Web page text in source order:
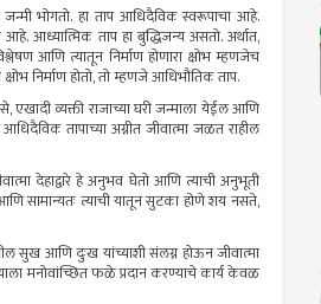
भोगतो. हा ताप आधिदैविकस्वरूपाचा आहे.
आध्यात्मिक ताप हाबुद्धिजन्यअसतो. अर्थात,
आणि त्यातून निर्माण होणारा क्षोभ म्हणजेच
निर्माण होतो, तो म्हणजे आधिभौतिक ताप.
एखादी व्यक्ती राजाच्या घरी जन्माला येईल आणि
तापाच्याअग्नीतजीवात्मा जळतराहील
देहाद्वारेहे अनुभव घेतो आणि त्याचीअनुभूती
आणिसामान्यतःत्याचीयातूनसुटका होणेशयनसते,
सुख आणिदुःखयांच्याशी संलग्न होऊन जीवात्मा
मनोवांच्छितफळे प्रदान करण्याचे कार्य केवळ